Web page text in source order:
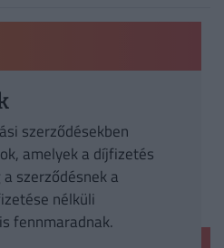
szerződésekben
amelyek a díjfizetés
szerződésnek a
nélküli
fennmaradnak.